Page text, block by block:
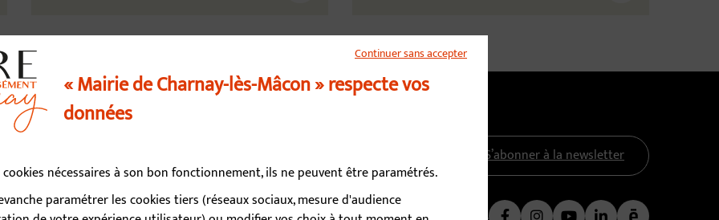
S’abonner à la newsletter
Continuer sans accepter
« Mairie de Charnay-lès-Mâcon » respecte vos
données
nécessaires à son bon fonctionnement, ils ne peuvent être paramétrés.
paramétrer les cookies tiers (réseaux sociaux, mesure d'audience